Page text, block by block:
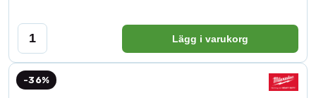
Lägg i varukorg
-36%